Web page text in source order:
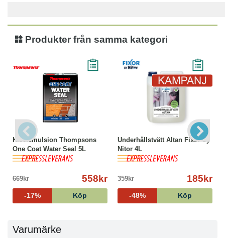
Produkter från samma kategori
Kiselemulsion Thompsons
One Coat Water Seal 5L
669kr 558kr
-17% Köp
Underhållstvätt Altan Fixor by
Nitor 4L
359kr 185kr
-48% Köp
Varumärke